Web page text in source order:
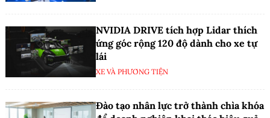
NVIDIA DRIVE tích hợp Lidar thích
ứng góc rộng 120 độ dành cho xe tự
lái
XE VÀ PHƯƠNG TIỆN
Đào tạo nhân lực trở thành chìa khóa